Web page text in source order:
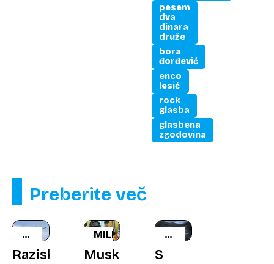
pesem
dva
dinara
druže
bora
đorđević
enco
lesić
rock
glasba
glasbena
zgodovina
Preberite več
LETALSKI
PROMET
Raziskava:
MILIJARDERJI
Musk
KOLESARSKI
S